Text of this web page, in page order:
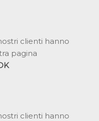
clienti hanno
pagina
clienti hanno